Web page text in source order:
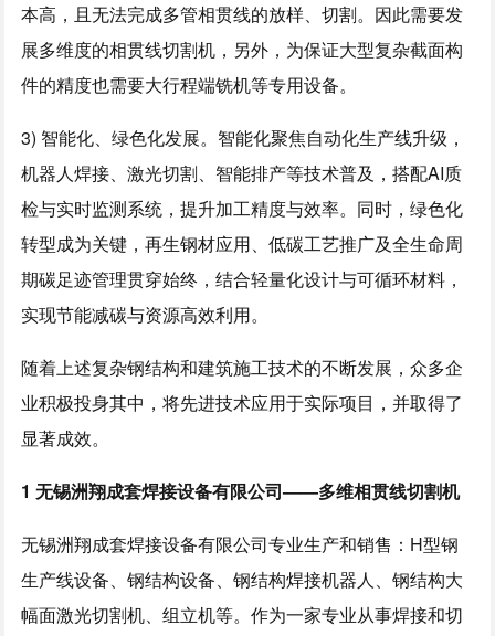
本高，且无法完成多管相贯线的放样、切割。因此需要发
展多维度的相贯线切割机，另外，为保证大型复杂截面构
件的精度也需要大行程端铣机等专用设备。
3) 智能化、绿色化发展。智能化聚焦自动化生产线升级，
机器人焊接、激光切割、智能排产等技术普及，搭配AI质
检与实时监测系统，提升加工精度与效率。同时，绿色化
转型成为关键，再生钢材应用、低碳工艺推广及全生命周
期碳足迹管理贯穿始终，结合轻量化设计与可循环材料，
实现节能减碳与资源高效利用。
随着上述复杂钢结构和建筑施工技术的不断发展，众多企
业积极投身其中，将先进技术应用于实际项目，并取得了
显著成效。
1 无锡洲翔成套焊接设备有限公司——多维相贯线切割机
无锡洲翔成套焊接设备有限公司专业生产和销售：H型钢
生产线设备、钢结构设备、钢结构焊接机器人、钢结构大
幅面激光切割机、组立机等。作为一家专业从事焊接和切